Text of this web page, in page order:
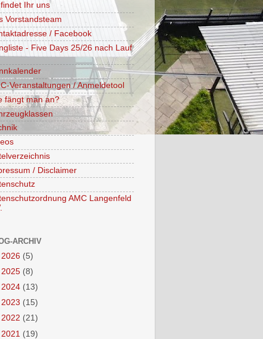
Ihr uns
Vorstandsteam
/ Facebook
- Five Days 25/26 nach Lauf
Veranstaltungen / Anmeldetool
fängt man an?
/ Disclaimer
AMC Langenfeld
ARCHIV
2026 (5)
2025 (8)
2024 (13)
2023 (15)
2022 (21)
2021 (19)